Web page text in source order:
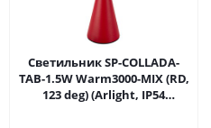
Светильник SP-COLLADA-
TAB-1.5W Warm3000-MIX (RD,
123 deg) (Arlight, IP54